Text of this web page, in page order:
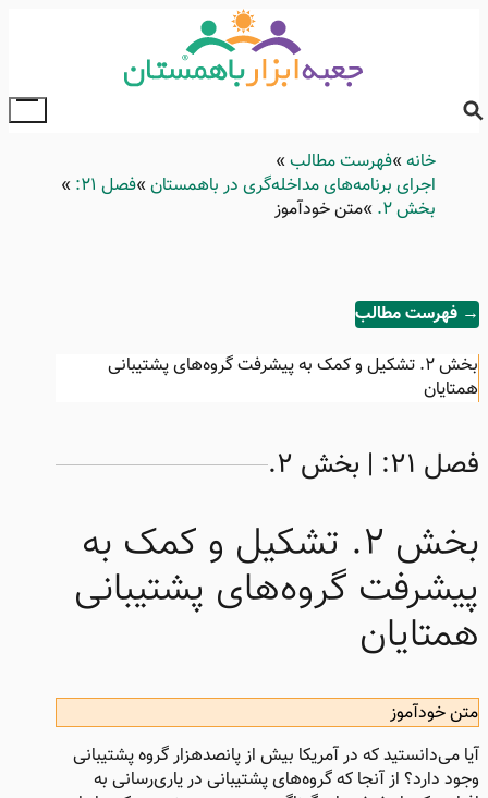
Breadcrumb
خانه فهرست مطالب
اجرای برنامه‌های مداخله‌گری در باهمستان فصل ۲۱:
بخش ۲.
متن خودآموز
→ فهرست مطالب
بخش ۲.
تشکیل و کمک به پیشرفت گروه‌های پشتیبانی
همتایان
فصل ۲۱: | بخش ۲.
بخش ۲. تشکیل و کمک به
پیشرفت گروه‌های پشتیبانی
همتایان
متن خودآموز
آیا می‌دانستید که در آمریکا بیش از پانصدهزار گروه پشتیبانی
وجود دارد؟ از آنجا که گروه‌های پشتیبانی در یاری‌رسانی به